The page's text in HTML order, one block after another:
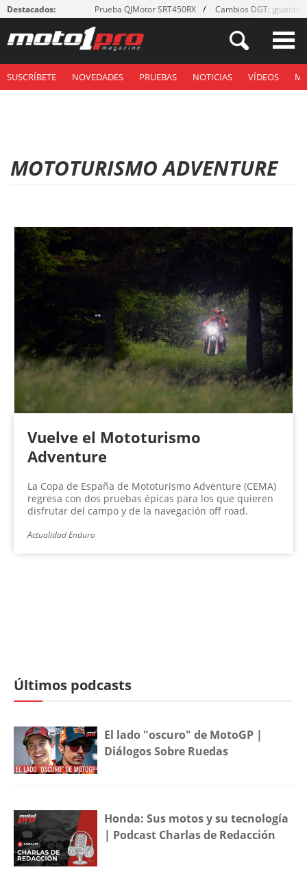
Destacados: Prueba QJMotor SRT450RX Cambios DGT: ¡guantes!
SUSCRÍBETE NOVEDADES PRUEBAS NOTICIAS VÍDEOS
MOTOTURISMO ADVENTURE
Vuelve el Mototurismo
Adventure
La Copa de España de Mototurismo Adventure (CEMA)
regresa con dos pruebas épicas para los que quieren
disfrutar del campo y de la navegación off road.
Actualidad Enduro
Últimos podcasts
El lado "oscuro" de MotoGP |
Diálogos Sobre Ruedas
Honda: Sus motos y su tecnología
| Podcast Charlas de Redacción